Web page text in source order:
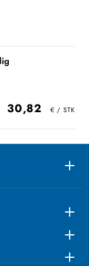
30,82